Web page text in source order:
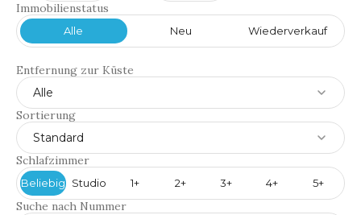
Immobilienstatus
Alle Neu Wiederverkauf
Entfernung zur Küste
Alle
Sortierung
Standard
Schlafzimmer
Beliebig Studio 1+ 2+ 3+ 4+ 5+
Suche nach Nummer